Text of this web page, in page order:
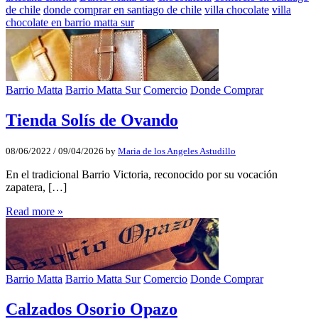
de chile donde comprar en santiago de chile villa chocolate villa
chocolate en barrio matta sur
Barrio Matta Barrio Matta Sur Comercio Donde Comprar
Tienda Solís de Ovando
08/06/2022 / 09/04/2026 by Maria de los Angeles Astudillo
En el tradicional Barrio Victoria, reconocido por su vocación
zapatera, […]
Read more »
Barrio Matta Barrio Matta Sur Comercio Donde Comprar
Calzados Osorio Opazo